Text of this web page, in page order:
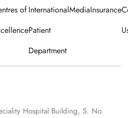
ofInternational
Patient
Department
MediaInsurance
Hospital Building, S. No.